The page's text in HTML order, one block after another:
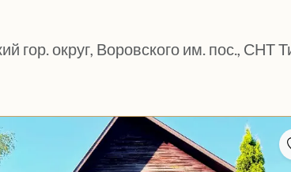
гор. округ, Воровского им. пос., СНТ